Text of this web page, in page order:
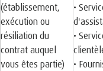
(établissement,
exécution ou
résiliation du
contrat auquel
vous êtes partie)
•
•
•